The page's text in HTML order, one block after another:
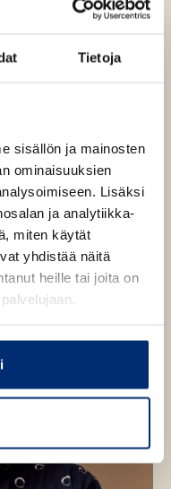
Tietoja
sisällön ja mainosten
ominaisuuksien
Lisäksi
ja analytiikka-
miten käytät
yhdistää näitä
heille tai joita on